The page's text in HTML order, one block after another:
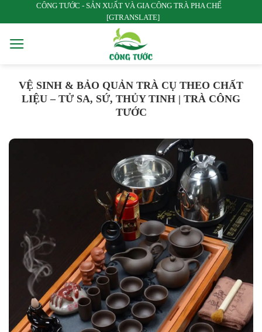
qua
dung
CÔNG TƯỚC - SẢN XUẤT VÀ GIA CÔNG TRÀ PHA CHẾ
[GTRANSLATE]
VỆ SINH & BẢO QUẢN TRÀ CỤ THEO CHẤT
LIỆU – TỬ SA, SỨ, THỦY TINH | TRÀ CÔNG
TƯỚC